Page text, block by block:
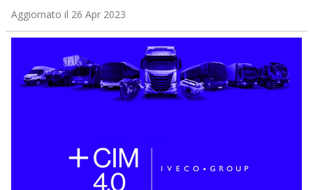
Aggiornato il 26 Apr 2023